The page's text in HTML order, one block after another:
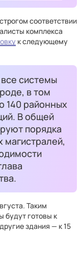
соответствии
комплекса
к следующему
системы
в том
140 районных
В общей
порядка
магистралей,
Таким
будут готовы к
здания — к 15